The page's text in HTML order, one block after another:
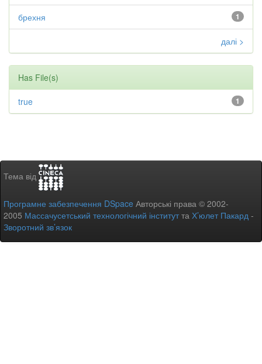
1
брехня
далі >
Has File(s)
1
true
Тема від
Програмне забезпечення DSpace Авторські права © 2002-
2005 Массачусетський технологічний інститутта Х’юлет Пакард -
Зворотний зв’язок